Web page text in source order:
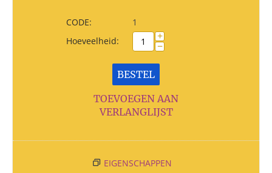
CODE:
1
Hoeveelheid:
+
−
BESTEL
TOEVOEGEN AAN
VERLANGLIJST
EIGENSCHAPPEN